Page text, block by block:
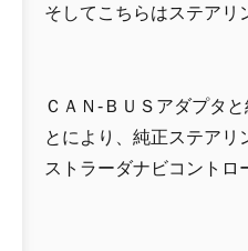
そしてこちらはステアリ
ＣＡＮ-ＢＵＳアダプタ
とにより、純正ステアリ
ストラーダナビコントロ